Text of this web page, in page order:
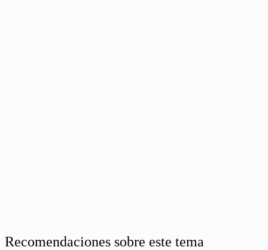
Recomendaciones sobre este tema